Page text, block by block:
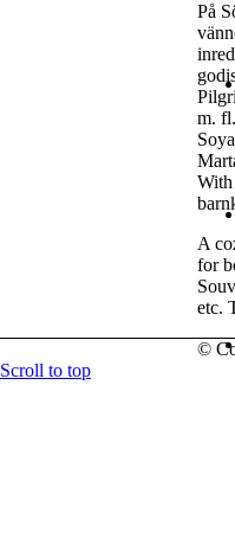
På
m.
With
A
for
etc.
©
Scroll to top